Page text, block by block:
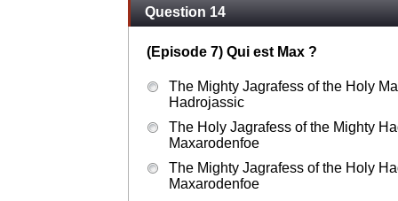
Question 14
(Episode 7) Qui est Max ?
The Mighty Jagrafess of the Holy
Hadrojassic
The Holy Jagrafess of the Mighty
Maxarodenfoe
The Mighty Jagrafess of the Holy
Maxarodenfoe